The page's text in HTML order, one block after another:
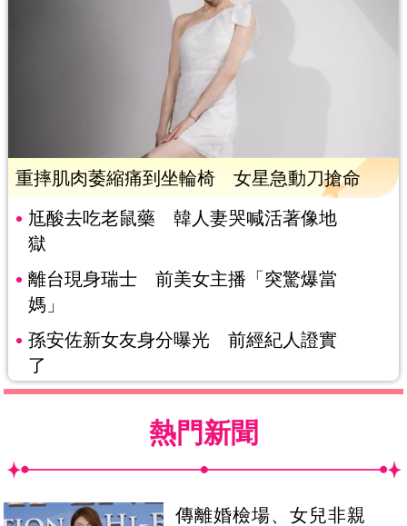
重摔肌肉萎縮痛到坐輪椅 女星急動刀搶命
尪酸去吃老鼠藥 韓人妻哭喊活著像地
獄
離台現身瑞士 前美女主播「突驚爆當
媽」
孫安佐新女友身分曝光 前經紀人證實
了
熱門新聞
傳離婚檢場、女兒非親